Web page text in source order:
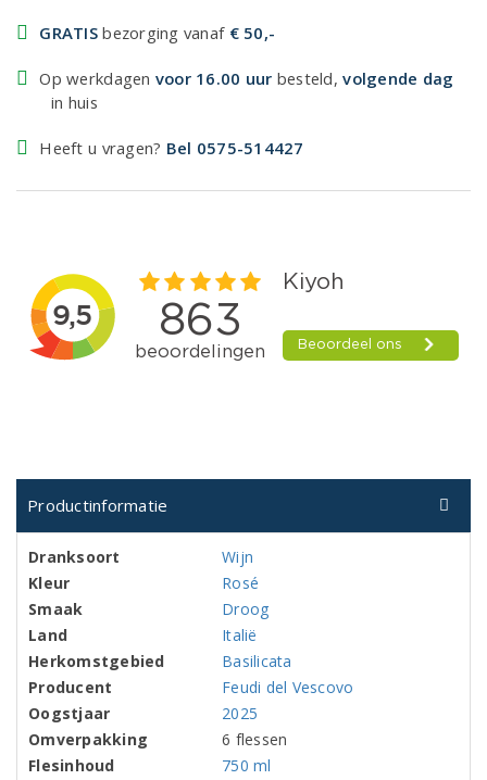
GRATIS bezorging vanaf € 50,-
Op werkdagen voor 16.00 uur besteld,volgende dag
in huis
Heeft u vragen? Bel 0575-514427
Productinformatie
Dranksoort
Wijn
Kleur
Rosé
Smaak
Droog
Land
Italië
Herkomstgebied
Basilicata
Producent
Feudi del Vescovo
Oogstjaar
2025
Omverpakking
6 flessen
Flesinhoud
750 ml